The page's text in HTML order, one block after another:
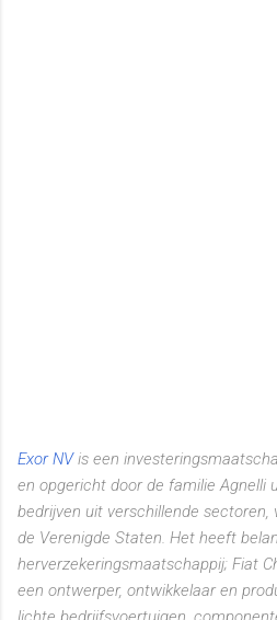
Exor NVis een
en opgericht door de familie Agnelli
bedrijven uit verschillende sectoren,
de Verenigde Staten. Het heeft
herverzekeringsmaatschappij; Fiat
een ontwerper, ontwikkelaar en